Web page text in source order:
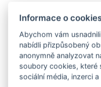
Informace o
Abychom vám
nabídli přizpůsobený
anonymně analyzovat
soubory cookies, které
sociální média, inzerci a